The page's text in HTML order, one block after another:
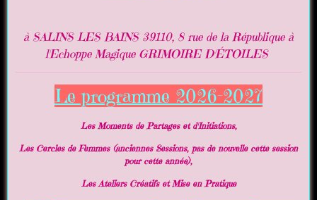
à SALINS LES BAINS 39110, 8 rue de la République à
l'Echoppe Magique GRIMOIRE D'ÉTOILES
Le programme 2026-2027
Les Moments de Partages et d'Initiations,
Les Cercles de Femmes (anciennes Sessions, pas de nouvelle cette session
pour cette année),
Les Ateliers Créatifs et Mise en Pratique